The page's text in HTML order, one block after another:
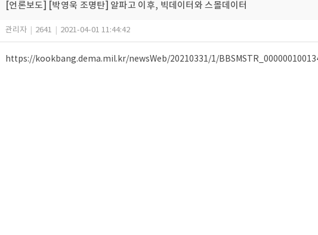
[언론보도] [박영욱 조명탄] 알파고 이후, 빅데이터와 스몰데이터
관리자 2641 2021-04-01 11:44:42
https://kookbang.dema.mil.kr/newsWeb/20210331/1/